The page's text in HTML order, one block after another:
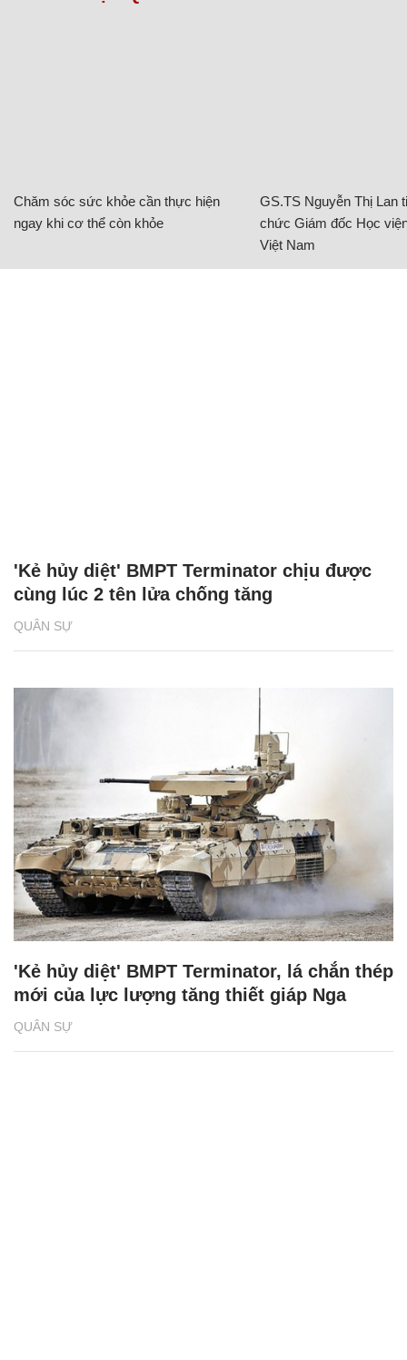
Chăm sóc sức khỏe cần thực hiện
ngay khi cơ thể còn khỏe
GS.TS Nguyễn Thị Lan
chức Giám đốc Học
Việt Nam
QUÂN SỰ
'Kẻ hủy diệt' BMPT Terminator chịu được
cùng lúc 2 tên lửa chống tăng
QUÂN SỰ
'Kẻ hủy diệt' BMPT Terminator, lá chắn thép
mới của lực lượng tăng thiết giáp Nga